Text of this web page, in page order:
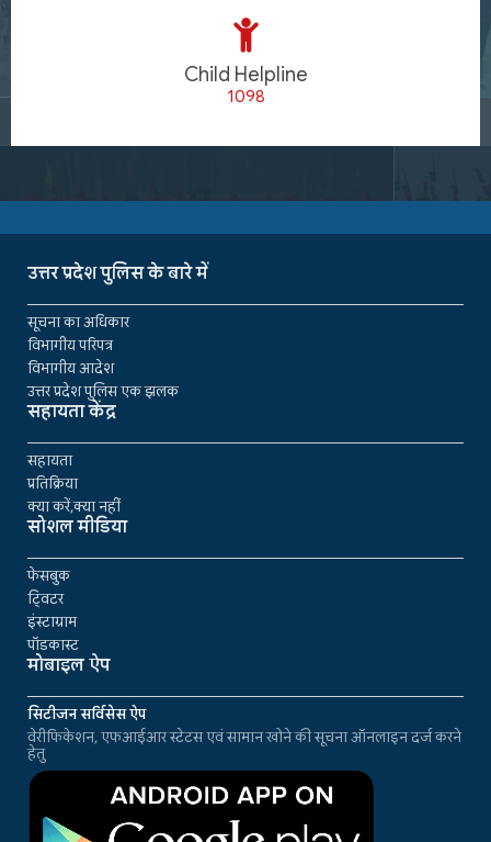
Child Helpline
1098
उत्तर प्रदेश पुलिस के बारे में
सूचना का अधिकार
विभागीय परिपत्र
विभागीय आदेश
उत्तर प्रदेश पुलिस एक झलक
सहायता केंद्र
सहायता
प्रतिक्रिया
क्या करें,क्या नहीं
सोशल मीडिया
फेसबुक
ट्विटर
इंस्टाग्राम
पॉडकास्ट
मोबाइल ऐप
सिटीजन सर्विसेस ऐप
वेरीफिकेशन, एफआईआर स्टेटस एवं सामान खोने की सूचना ऑनलाइन दर्ज करने
हेतु